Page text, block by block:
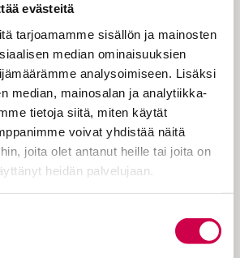
evästeitä
tarjoamamme sisällön ja mainosten
median ominaisuuksien
analysoimiseen. Lisäksi
median, mainosalan ja analytiikka-
tietoja siitä, miten käytät
voivat yhdistää näitä
joita olet antanut heille tai joita on
heidän palvelujaan.
Tim. 3:15). Useimmiten kyse
kuultu luettavan
tai oli kuultu
mitä ne opettavat.
kirjat olivat erittäin
oli edes nähnyt omin